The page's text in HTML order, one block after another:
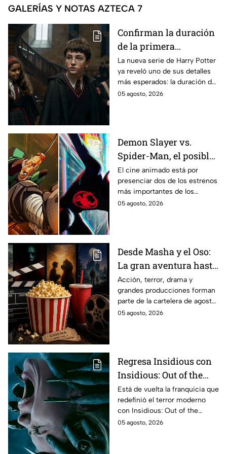
GALERÍAS Y NOTAS AZTECA 7
Confirman la duración
de la primera
temporada de Harry
Potter y emocionará a
los fans de los libros
La nueva serie de Harry Potter
ya reveló uno de sus detalles
más esperados: la duración de
la primera temporada basada
05 agosto, 2026
Demon Slayer vs.
Spider-Man, el posible
gran enfrentamiento
en taquilla del 2027
El cine animado está por
presenciar dos de los estrenos
más importantes de los
últimos años.
05 agosto, 2026
Desde Masha y el Oso:
La gran aventura hasta
El Final de la Calle Oak
con Anne Hathaway.
Esta es la lista
completa de los
México
Acción, terror, drama y
grandes producciones forman
parte de la cartelera de agosto
en México.
05 agosto, 2026
Regresa Insidious con
Insidious: Out of the
Further; esto revela el
aterrador primer tráiler
Está de vuelta la franquicia que
redefinió el terror moderno
con Insidious: Out of the
Further. Te contamos todo lo
05 agosto, 2026